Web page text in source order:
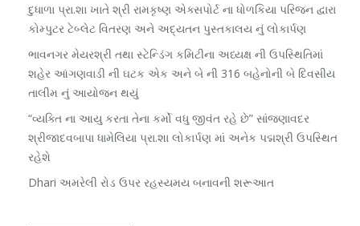
દુધાળા પ્રા.શા ખાતે શ્રી રામકૃષ્ણ એક્સપોર્ટ ના ધોળકિયા પરિજન દ્વારા
કોમ્પુટર ટેબ્લેટ વિતરણ અને અદ્યતન પુસ્તકાલય નું લોકાર્પણ
ભાવનગર મેયરશ્રી તથા સ્ટેન્ડિંગ કમિટીના અધ્યક્ષ ની ઉપસ્થિતિમાં
શહેર આંગણવાડી ની ઘટક એક અને બે ની 316 બહેનોની બે દિવસીય
તાલીમ નું આયોજન થયું
“વ્યક્તિ ના આયુ કરતા તેના કર્મો વધુ જીવંત રહે છે” સાંજણાવદર
શ્રીજાદવબાપા ધામેલિયા પ્રા.શા લોકાર્પણ માં અનેક પદ્મશ્રી ઉપસ્થિત
રહેશે
Dhari અમરેલી રોડ ઉપર રહસ્યમય બનાવની શરૂઆત